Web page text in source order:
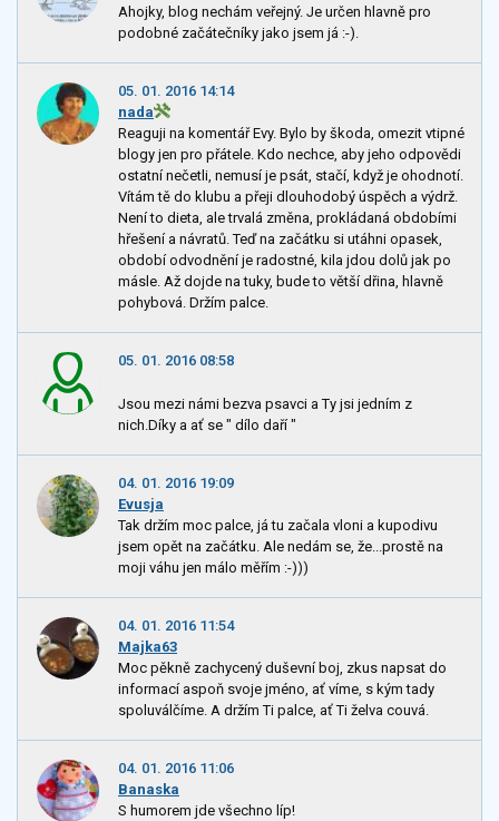
Ahojky, blog nechám veřejný. Je určen hlavně pro
podobné začátečníky jako jsem já :-).
05. 01. 2016 14:14
nada
Reaguji na komentář Evy. Bylo by škoda, omezit vtipné
blogy jen pro přátele. Kdo nechce, aby jeho odpovědi
ostatní nečetli, nemusí je psát, stačí, když je ohodnotí.
Vítám tě do klubu a přeji dlouhodobý úspěch a výdrž.
Není to dieta, ale trvalá změna, prokládaná obdobími
hřešení a návratů. Teď na začátku si utáhni opasek,
období odvodnění je radostné, kila jdou dolů jak po
másle. Až dojde na tuky, bude to větší dřina, hlavně
pohybová. Držím palce.
05. 01. 2016 08:58
Jsou mezi námi bezva psavci a Ty jsi jedním z
nich.Díky a ať se " dílo daří "
04. 01. 2016 19:09
Evusja
Tak držím moc palce, já tu začala vloni a kupodivu
jsem opět na začátku. Ale nedám se, že...prostě na
moji váhu jen málo měřím :-)))
04. 01. 2016 11:54
Majka63
Moc pěkně zachycený duševní boj, zkus napsat do
informací aspoň svoje jméno, ať víme, s kým tady
spoluválčíme. A držím Ti palce, ať Ti želva couvá.
04. 01. 2016 11:06
Banaska
S humorem jde všechno líp!